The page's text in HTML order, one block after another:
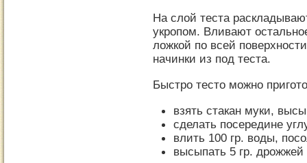
На слой теста
укропом. Вливают
ложкой по всей
начинки из под теста.
Быстро тесто можно
взять стакан муки,
сделать посередине
влить 100 гр. воды,
высыпать 5 гр. дрожжей